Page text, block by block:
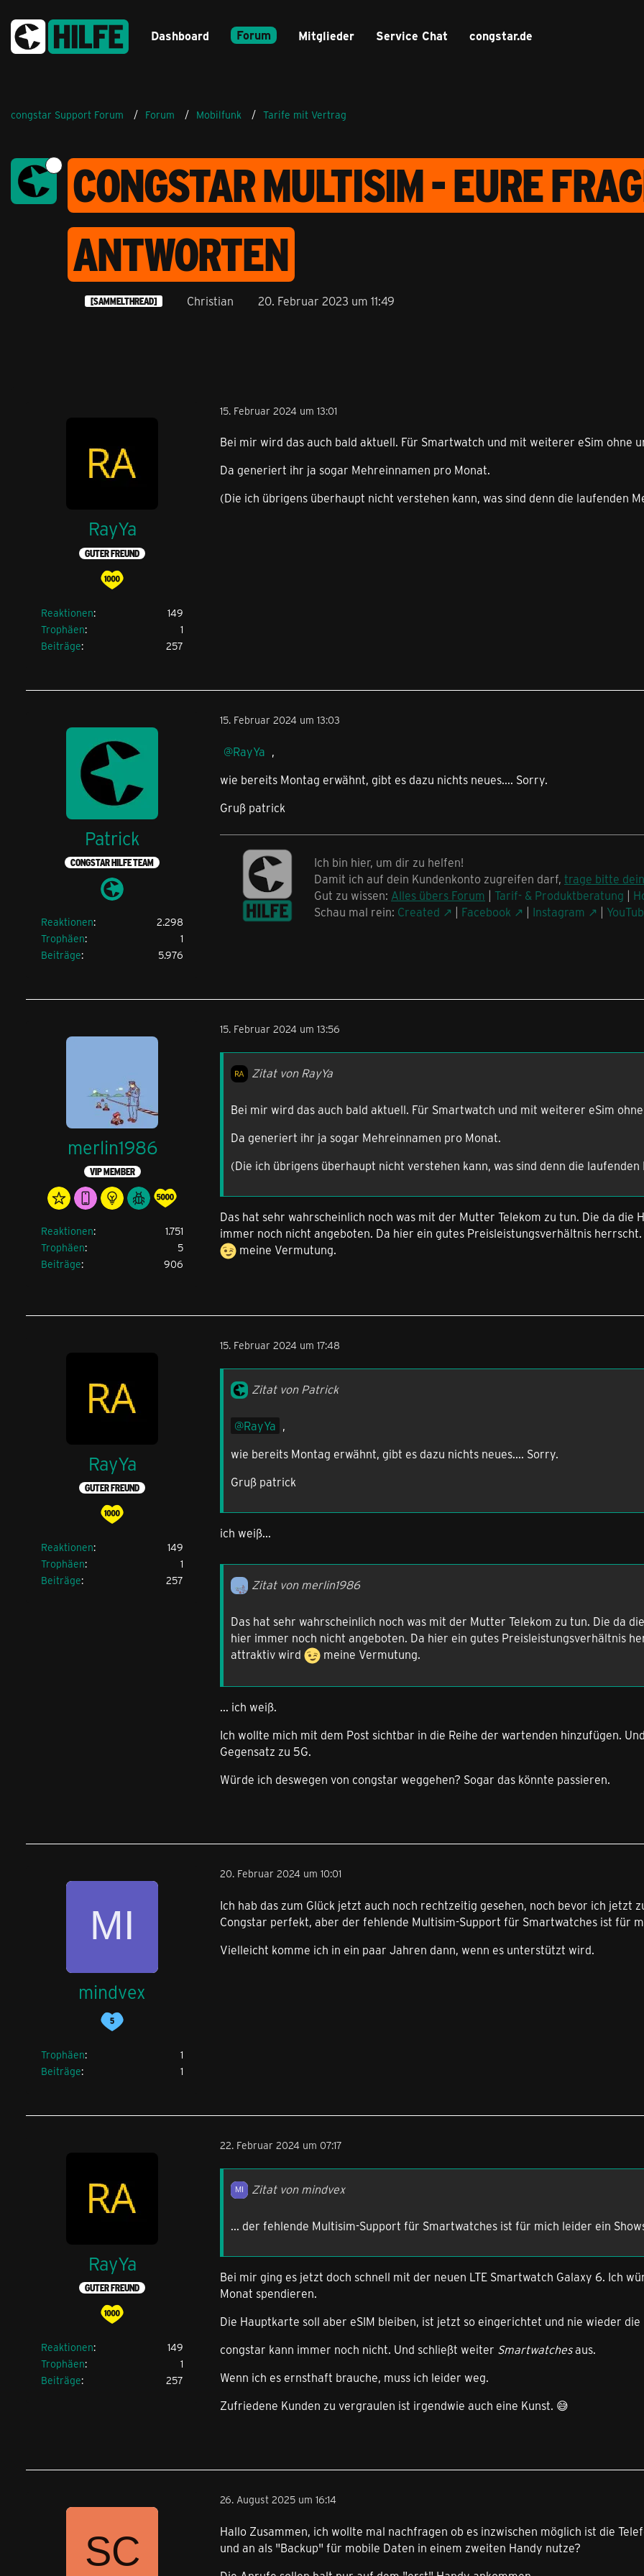
Dashboard Forum Mitglieder Service Chat congstar.de
congstar Support Forum Forum Mobilfunk Tarife mit Vertrag
CONGSTAR MULTISIM - EURE
ANTWORTEN
[SAMMELTHREAD] Christian 20. Februar 2023 um 11:49
RayYa
GUTER FREUND
Reaktionen
149
Trophäen
1
Beiträge
257
15. Februar 2024 um 13:01
Bei mir wird das auch bald aktuell. Für Smartwatch und mit weiterer eSim ohne
Da generiert ihr ja sogar Mehreinnamen pro Monat.
(Die ich übrigens überhaupt nicht verstehen kann, was sind denn die laufenden
Patrick
CONGSTAR HILFE TEAM
Reaktionen
2.298
Trophäen
1
Beiträge
5.976
15. Februar 2024 um 13:03
RayYa ,
wie bereits Montag erwähnt, gibt es dazu nichts neues.... Sorry.
Gruß patrick
Ich bin hier, um dir zu helfen!
Damit ich auf dein Kundenkonto zugreifen darf, trage bitte
Gut zu wissen: Alles übers Forum | Tarif- & Produktberatung |
Schau mal rein: Created | Facebook | Instagram |
merlin1986
VIP MEMBER
Reaktionen
1.751
Trophäen
5
Beiträge
906
15. Februar 2024 um 13:56
Zitat von RayYa
Bei mir wird das auch bald aktuell. Für Smartwatch und mit weiterer eSim
Da generiert ihr ja sogar Mehreinnamen pro Monat.
(Die ich übrigens überhaupt nicht verstehen kann, was sind denn die
Das hat sehr wahrscheinlich noch was mit der Mutter Telekom zu tun. Die da die
immer noch nicht angeboten. Da hier ein gutes Preisleistungsverhältnis
meine Vermutung.
RayYa
GUTER FREUND
Reaktionen
149
Trophäen
1
Beiträge
257
15. Februar 2024 um 17:48
Zitat von Patrick
RayYa ,
wie bereits Montag erwähnt, gibt es dazu nichts neues.... Sorry.
Gruß patrick
ich weiß...
Zitat von merlin1986
Das hat sehr wahrscheinlich noch was mit der Mutter Telekom zu tun. Die da
hier immer noch nicht angeboten. Da hier ein gutes Preisleistungsverhältnis
attraktiv wird
meine Vermutung.
... ich weiß.
Ich wollte mich mit dem Post sichtbar in die Reihe der wartenden hinzufügen.
Gegensatz zu 5G.
Würde ich deswegen von congstar weggehen? Sogar das könnte passieren.
mindvex
Trophäen
1
Beiträge
1
20. Februar 2024 um 10:01
Ich hab das zum Glück jetzt auch noch rechtzeitig gesehen, noch bevor ich jetzt
Congstar perfekt, aber der fehlende Multisim-Support für Smartwatches ist für
Vielleicht komme ich in ein paar Jahren dann, wenn es unterstützt wird.
RayYa
GUTER FREUND
Reaktionen
149
Trophäen
1
Beiträge
257
22. Februar 2024 um 07:17
Zitat von mindvex
... der fehlende Multisim-Support für Smartwatches ist für mich leider ein
Bei mir ging es jetzt doch schnell mit der neuen LTE Smartwatch Galaxy 6. Ich
Monat spendieren.
Die Hauptkarte soll aber eSIM bleiben, ist jetzt so eingerichtet und nie wieder
congstar kann immer noch nicht. Und schließt weiter Smartwatchesaus.
Wenn ich es ernsthaft brauche, muss ich leider weg.
Zufriedene Kunden zu vergraulen ist irgendwie auch eine Kunst. 😅
26. August 2025 um 16:14
Hallo Zusammen, ich wollte mal nachfragen ob es inzwischen möglich ist die
und an als "Backup" für mobile Daten in einem zweiten Handy nutze?